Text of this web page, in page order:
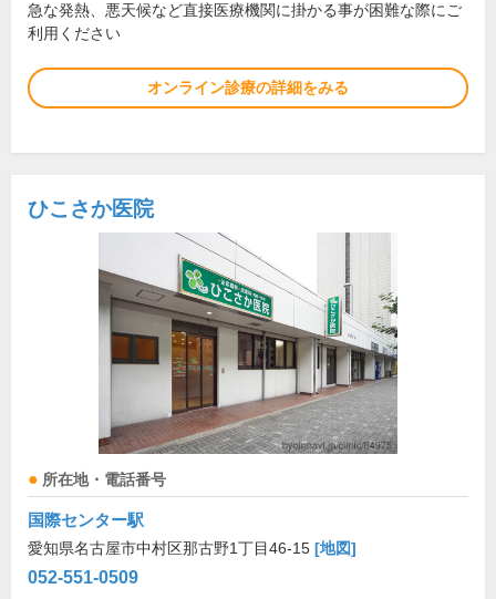
急な発熱、悪天候など直接医療機関に掛かる事が困難な際にご
利用ください
オンライン診療の詳細をみる
ひこさか医院
所在地・電話番号
国際センター駅
愛知県名古屋市中村区那古野1丁目46-15 [地図]
052-551-0509